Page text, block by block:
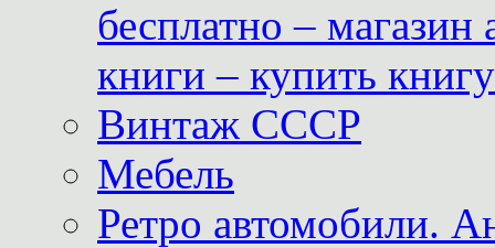
бесплатно –
книги – купить
Винтаж СССР
Мебель
Ретро автомобили.